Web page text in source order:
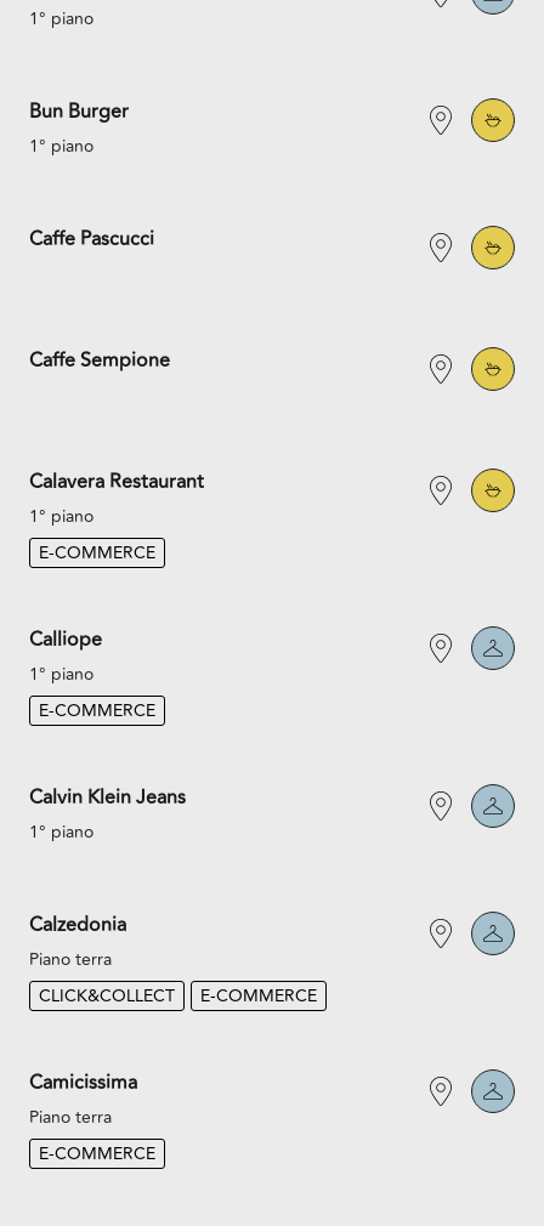
1° piano
Bun Burger
1° piano
Caffe Pascucci
Caffe Sempione
Calavera Restaurant
1° piano
E-COMMERCE
Calliope
1° piano
E-COMMERCE
Calvin Klein Jeans
1° piano
Calzedonia
Piano terra
CLICK&COLLECT
E-COMMERCE
Camicissima
Piano terra
E-COMMERCE